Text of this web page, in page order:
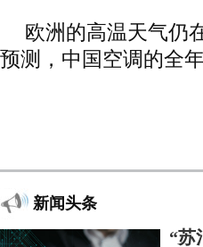
欧洲的高温天气仍
预测，中国空调的全
新闻头条
“苏